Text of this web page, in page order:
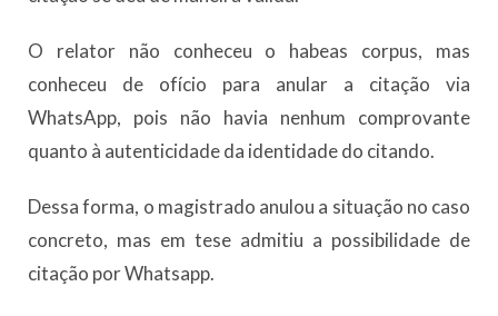
O relator não conheceu o habeas corpus, mas
conheceu de ofício para anular a citação via
WhatsApp, pois não havia nenhum comprovante
quanto à autenticidade da identidade do citando.
Dessa forma, o magistrado anulou a situação no caso
concreto, mas em tese admitiu a possibilidade de
citação por Whatsapp.